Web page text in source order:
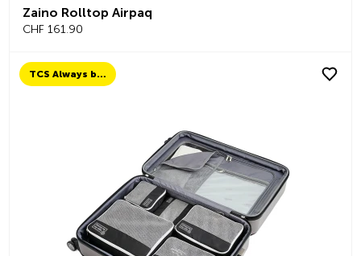
Zaino Rolltop Airpaq
CHF 161.90
TCS Always by my side